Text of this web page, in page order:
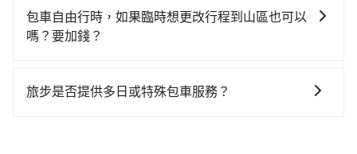
在開樂透一樣。另外，偶爾也會遇到明明已經預約了時
間但上一位用戶卻遲遲尚未歸還，又或者要還車時卻偏
便，但實際使用時還是有其區域的限制，實際可停靠的
輛計程車的費用就貴了，改預約一輛tripool的九人座廂
型車最高可省$900。
時可以受理，並於乘車後一週內寄出電子收據。
繫，可能原本約定的地點不適合暫停而改停靠在附近的
位置。但如果遇到車輛故障或者前一趟車嚴重耽誤，
OTA (online travel agent) 來完成，除了可以快速依據
地區、價位、人數、特殊需求來搜尋適合的旅店與房
饋或未來換取免費的住房。台灣人常用的線上訂房平台
包車自由行時，如果臨時想更改行程到山區也可以
嗎？要加錢？
旅步可能會根據行經的路線是否超過海拔1500公尺來進
旅步是否提供多日或特殊包車服務？